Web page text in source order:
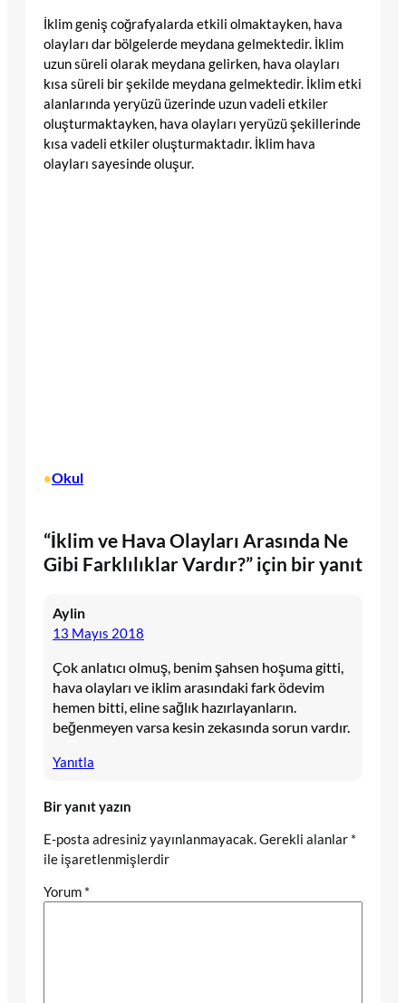
İklim geniş coğrafyalarda etkili olmaktayken, hava
olayları dar bölgelerde meydana gelmektedir. İklim
uzun süreli olarak meydana gelirken, hava olayları
kısa süreli bir şekilde meydana gelmektedir. İklim etki
alanlarında yeryüzü üzerinde uzun vadeli etkiler
oluşturmaktayken, hava olayları yeryüzü şekillerinde
kısa vadeli etkiler oluşturmaktadır. İklim hava
olayları sayesinde oluşur.
•Okul
“İklim ve Hava Olayları Arasında Ne
Gibi Farklılıklar Vardır?” için bir yanıt
Aylin
13 Mayıs 2018
Çok anlatıcı olmuş, benim şahsen hoşuma gitti,
hava olayları ve iklim arasındaki fark ödevim
hemen bitti, eline sağlık hazırlayanların.
beğenmeyen varsa kesin zekasında sorun vardır.
Yanıtla
Bir yanıt yazın
E-posta adresiniz yayınlanmayacak. Gerekli alanlar *
ile işaretlenmişlerdir
Yorum *